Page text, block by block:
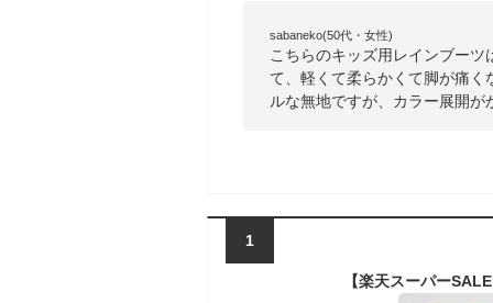
sabaneko(50代・女性)
こちらのキッズ用レインブー
て、軽くて柔らかくて脚が痛
ルな無地ですが、カラー展開が
1